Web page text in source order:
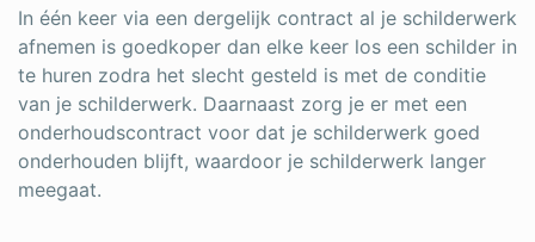
In één keer via een dergelijk contract al je schilderwerk
afnemen is goedkoper dan elke keer los een schilder in
te huren zodra het slecht gesteld is met de conditie
van je schilderwerk. Daarnaast zorg je er met een
onderhoudscontract voor dat je schilderwerk goed
onderhouden blijft, waardoor je schilderwerk langer
meegaat.